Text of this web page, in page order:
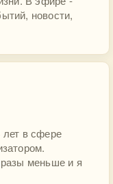
новости,
в сфере
меньше и я